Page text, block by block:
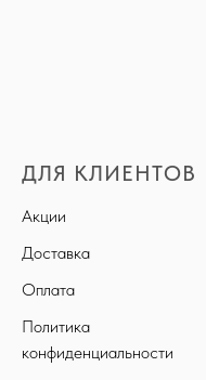
ДЛЯ КЛИЕНТОВ
Акции
Доставка
Оплата
Политика
конфиденциальности